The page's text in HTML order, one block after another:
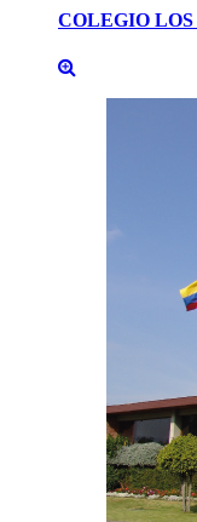
COLEGIO LOS